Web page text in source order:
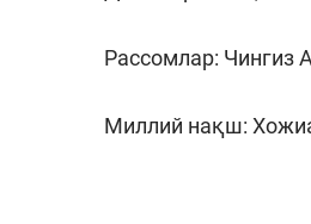
Рассомлар: Чингиз
Миллий нақш: